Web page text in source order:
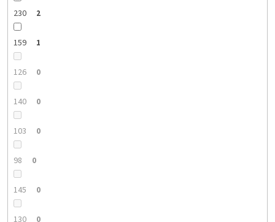
230 2
159 1
126 0
140 0
103 0
98 0
145 0
130 0